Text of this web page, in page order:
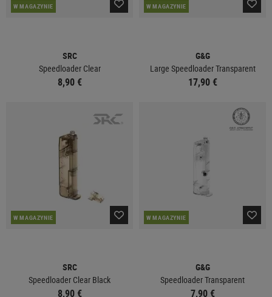
W MAGAZYNIE
SRC
Speedloader Clear
8,90 €
W MAGAZYNIE
G&G
Large Speedloader Transparent
17,90 €
W MAGAZYNIE
SRC
Speedloader Clear Black
8,90 €
W MAGAZYNIE
G&G
Speedloader Transparent
7,90 €